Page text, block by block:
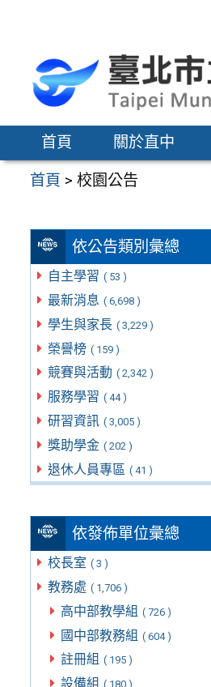
區
首頁 關於直中
首頁 >校園公告
依公告類別彙總
自主學習 ( 53 )
最新消息 ( 6,698 )
學生與家長 ( 3,229 )
榮譽榜 ( 159 )
競賽與活動 ( 2,342 )
服務學習 ( 44 )
研習資訊 ( 3,005 )
獎助學金 ( 202 )
退休人員專區 ( 41 )
依發佈單位彙總
校長室 ( 3 )
教務處 ( 1,706 )
高中部教學組 ( 726 )
國中部教務組 ( 604 )
註冊組 ( 195 )
設備組 ( 180 )